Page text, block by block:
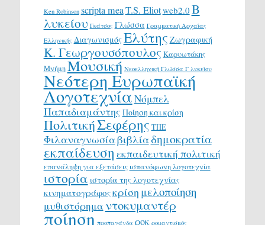
Ken Robinson scripta meaT.S. Eliotweb2.0 Β
λυκείου Γκάτσος Γλώσσα Γραμματική Αρχαίας
Ελληνικής ΔιαγωνισμόςΕλύτης Ζωγραφική
Κ. Γεωργουσόπουλος Καρυωτάκης
ΜνήμηΜουσική Νεοελληνική Γλώσσα Γ λυκείου
Νεότερη Ευρωπαϊκή
ΛογοτεχνίαΝόμπελ
Παπαδιαμάντης Ποίηση και κρίση
ΠολιτικήΣεφέρης ΤΠΕ
Φιλαναγνωσίαβιβλίαδημοκρατία
εκπαίδευση εκπαιδευτική πολιτική
επανάληψη για εξετάσεις ισπανόφωνη λογοτεχνία
ιστορία ιστορία της λογοτεχνίας
κινηματογράφοςκρίση μελοποίηση
μυθιστόρημα ντοκυμαντέρ
ποίηση προπαγάνδα ροκ ρομαντισμός